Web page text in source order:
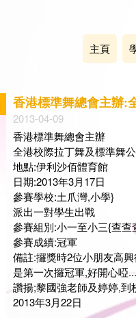
主頁
香港標準舞總會主辦:
2013-04-09
香港標準舞總會主辦
全港校際拉丁舞及標準舞
地點:伊利沙佰體育館
日期:2013年3月17日
參賽學校:土爪灣,小學}
派出一對學生出戰
參賽組別:小一至小三{查查
參賽成續:冠軍
備註:攞獎時2位小朋友高
是第一次攞冠軍,好開心啞
讚揚;黎國強老師及婷婷,到
2013年3月22日